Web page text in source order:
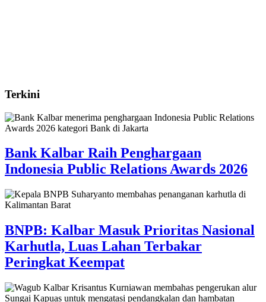
Terkini
Bank Kalbar Raih Penghargaan
Indonesia Public Relations Awards 2026
BNPB: Kalbar Masuk Prioritas Nasional
Karhutla, Luas Lahan Terbakar
Peringkat Keempat